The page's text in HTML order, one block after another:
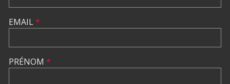
EMAIL*
PRÉNOM *